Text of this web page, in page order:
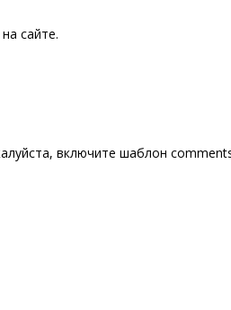
сайте.
включите шаблон